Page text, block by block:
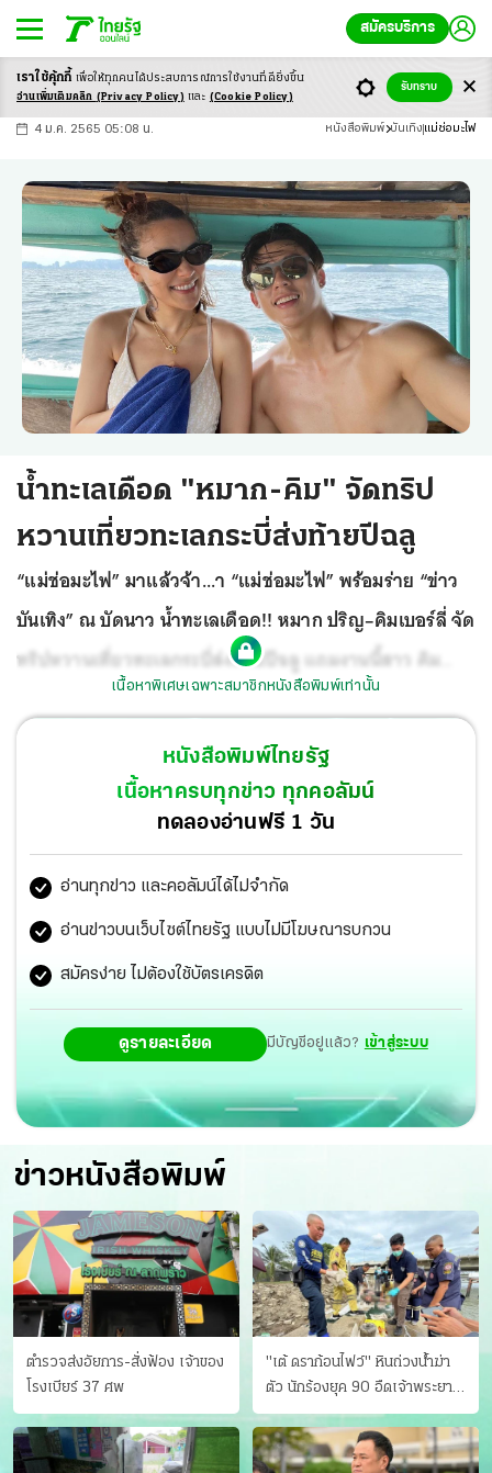
สมัครบริการ
-ก ก ก+
4 ม.ค. 2565 05:08 น. หนังสือพิมพ์ บันเทิง แม่ช่อมะไฟ
น้ำทะเลเดือด "หมาก-คิม" จัดทริป
หวานเที่ยวทะเลกระบี่ส่งท้ายปีฉลู
“แม่ช่อมะไฟ” มาแล้วจ้า...า “แม่ช่อมะไฟ” พร้อมร่าย “ข่าว
บันเทิง” ณ บัดนาว น้ำทะเลเดือด!! หมาก ปริญ–คิมเบอร์ลี่ จัด
ทริปหวานเที่ยวทะเลกระบี่ส่งท้ายปีฉลู แถมงานนี้สาว คิม
สาดความแซ่บบิกินีแดงเพลิงให้ร้องว้าวไปตามๆกัน ขนาดนัก
ร้องสายแซ่บตัวแม่ ใบเตย อาร์สยาม ส่งอีโมจิ “ไฟลุก” ส่วน
กระแต อาร์สยาม อวยยศ “สวยมากกก”...ลุคเผ็ชจี๊ดขนาดนี้
สงสัยไม้เรียวในมือหนุ่ม หมาก จะสั่นซะละม้างงง อุ๊บ!
เนื้อหาพิเศษเฉพาะสมาชิกหนังสือพิมพ์เท่านั้น
หนังสือพิมพ์ไทยรัฐ
เนื้อหาครบทุกข่าว ทุกคอลัมน์
ทดลองอ่านฟรี 1 วัน
อ่านทุกข่าว และคอลัมน์ได้ไม่จำกัด
อ่านข่าวบนเว็บไซต์ไทยรัฐ แบบไม่มีโฆษณารบกวน
สมัครง่าย ไม่ต้องใช้บัตรเครดิต
ดูรายละเอียด มีบัญชีอยู่แล้ว? เข้าสู่ระบบ
ข่าวหนังสือพิมพ์
ตำรวจส่งอัยการ-สั่งฟ้อง เจ้าของ
โรงเบียร์ 37 ศพ
"เต้ ดราก้อนไฟว์" หินถ่วงน้ำฆ่า
ตัว นักร้องยุค 90 อืดเจ้าพระยา
แฟนหาตัววุ่น เครียดธุรกิจ!
เราใช้คุ้กกี้ เพื่อให้ทุกคนได้ประสบการณ์การใช้งานที่ดียิ่งขึ้น
อ่านเพิ่มเติมคลิก (Privacy Policy) และ (Cookie Policy)
รับทราบ